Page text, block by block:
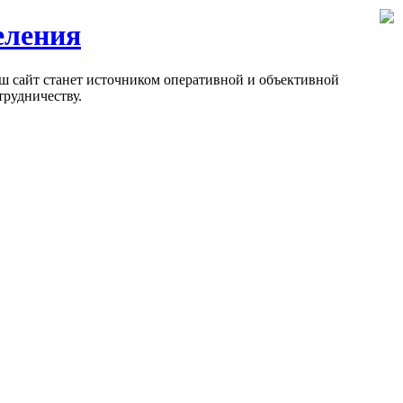
станет источником оперативной и объективной